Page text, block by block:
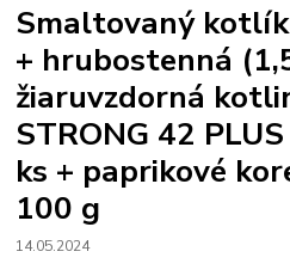
Smaltovaný
+ hrubostenná
žiaruvzdorná
STRONG 42
ks + paprikové
100 g
14.05.2024